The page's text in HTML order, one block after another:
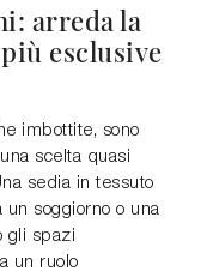
arreda la
esclusive
imbottite, sono
scelta quasi
sedia in tessuto
soggiorno o una
gli spazi
un ruolo